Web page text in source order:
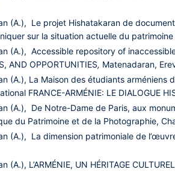
(A.), Le projet Hishatakaran de
sur la situation actuelle du
(A.), Accessible repository of
AND OPPORTUNITIES, Matenadaran,
(A.), La Maison des étudiants
FRANCE-ARMÉNIE: LE DIALOGUE
(A.), De Notre-Dame de Paris, aux
du Patrimoine et de la Photographie,
(A.), La dimension patrimoniale de
(A.), L’ARMÉNIE, UN HÉRITAGE